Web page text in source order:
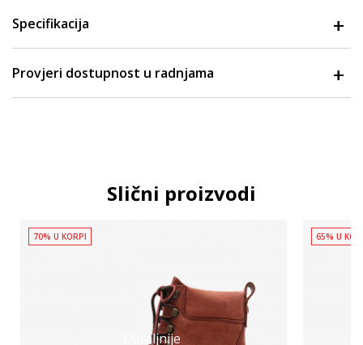
Specifikacija
Provjeri dostupnost u radnjama
Slični proizvodi
Detaljnije
70% U KORPI 65% U